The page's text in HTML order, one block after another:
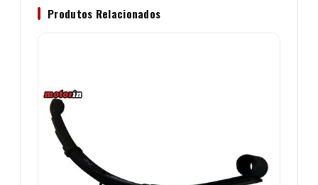
Produtos Relacionados